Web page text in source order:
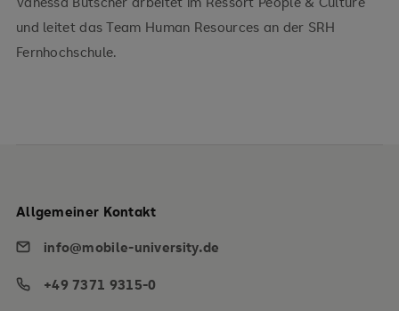
und leitet das Team Human Resources an der SRH
Fernhochschule.
Allgemeiner Kontakt
info@mobile-university.de
+49 7371 9315-0